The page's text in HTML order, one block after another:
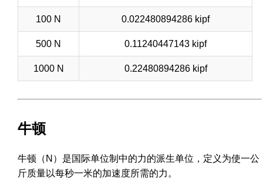
100 N 0.022480894286 kipf
500 N 0.11240447143 kipf
1000 N 0.22480894286 kipf
牛顿
牛顿（N）是国际单位制中的力的派生单位，定义为使一公
斤质量以每秒一米的加速度所需的力。